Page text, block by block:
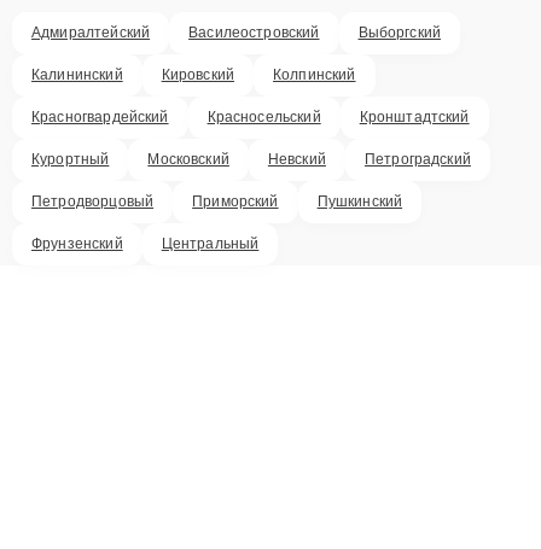
Адмиралтейский Василеостровский Выборгский
Калининский Кировский Колпинский
Красногвардейский Красносельский Кронштадтский
Курортный Московский Невский Петроградский
Петродворцовый Приморский Пушкинский
Фрунзенский Центральный